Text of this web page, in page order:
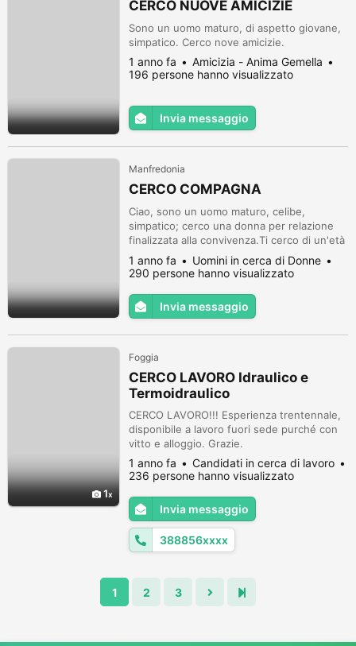
CERCO NUOVE AMICIZIE
Sono un uomo maturo, di aspetto giovane,
simpatico. Cerco nove amicizie.
1 anno fa
Amicizia - Anima Gemella
196 persone hanno visualizzato
Invia messaggio
Manfredonia
CERCO COMPAGNA
Ciao, sono un uomo maturo, celibe,
simpatico; cerco una donna per relazione
finalizzata alla convivenza.Ti cerco di un'età
compresa tra i tra e i 45, preferibilmente
nubile,di bella presenza, di buon carattere e
disposta a formare una famiglia.
1 anno fa
Uomini in cerca di Donne
290 persone hanno visualizzato
Invia messaggio
1
Foggia
CERCO LAVORO Idraulico e
Termoidraulico
CERCO LAVORO!!! Esperienza trentennale,
disponibile a lavoro fuori sede purché con
vitto e alloggio. Grazie.
1 anno fa
Candidati in cerca di lavoro
236 persone hanno visualizzato
Invia messaggio
388856xxxx
1 2 3